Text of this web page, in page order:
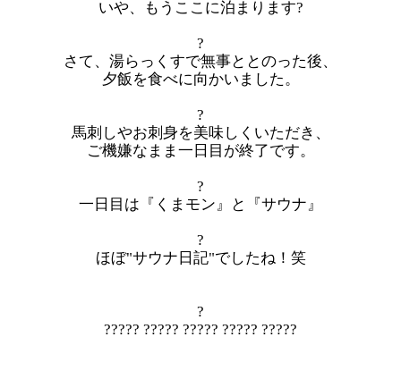
いや、もうここに泊まります?
?
さて、湯らっくすで無事ととのった後、
夕飯を食べに向かいました。
?
馬刺しやお刺身を美味しくいただき、
ご機嫌なまま一日目が終了です。
?
一日目は『くまモン』と『サウナ』
?
ほぼ"サウナ日記"でしたね！笑
?
????? ????? ????? ????? ?????